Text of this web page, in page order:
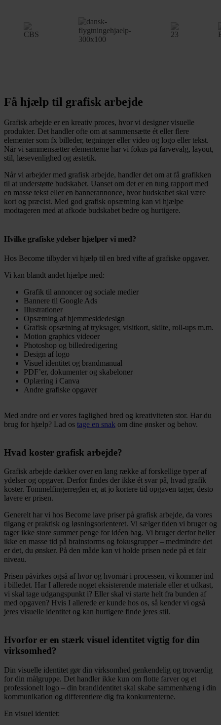
Få hjælp til grafisk arbejde
Grafisk arbejde er en kreativ proces, hvor vi designer visuelle
produkter. Det handler ofte om at sammensætte ét eller flere
elementer som fx billeder, tegninger eller video og logo eller tekst.
Når vi sammensætter elementerne har vi fokus på farvevalg, layout,
stil, læsevenlighed og æstetik.
Når vi arbejder med grafisk arbejde, handler det om at få grafikken
til at understøtte budskabet. Uanset om det er en tung rapport med
en masse tekst eller en bannerannonce, hvor budskabet skal være
kort og præcist. Med god grafisk opsætning kan vi hjælpe
modtageren med at afkode budskabet bedre og hurtigere.
Hvilke grafiske ydelser hjælper vi med?
Hos Become tilbyder vi hjælp til en bred vifte af grafiske opgaver.
Vi kan blandt andet hjælpe med:
Grafik til annoncer og sociale medier
Bannere til Google Ads
Illustrationer
Opsætning af hjemmesidedesign
Grafisk opsætning af tryksager, visitkort, skilte, roll-ups m.m.
Motion graphics videoer
Photoshop og billedredigering
Design af logo
Visuel identitet og brandmanual
PDF’er, dokumenter og skabeloner
Oplæring i Canva
Andre grafiske opgaver
Med andre ord er vores faglighed bred og kreativiteten stor. Har du
brug for hjælp? Lad os tage en snak om dine ønsker og behov.
Hvad koster grafisk arbejde?
Grafisk arbejde dækker over en lang række af forskellige typer af
ydelser og opgaver. Derfor findes der ikke ét svar på, hvad grafik
koster. Tommelfingerreglen er, at jo kortere tid opgaven tager, desto
lavere er prisen.
Generelt har vi hos Become lave priser på grafisk arbejde, da vores
tilgang er praktisk og løsningsorienteret. Vi sælger tiden vi bruger og
tager ikke store summer penge for idéen bag. Vi bruger derfor heller
ikke en masse tid på brainstorms og fokusgrupper – medmindre det
er det, du ønsker. På den måde kan vi holde prisen nede på et fair
niveau.
Prisen påvirkes også af hvor og hvornår i processen, vi kommer ind
i billedet. Har I allerede noget eksisterende materiale eller et udkast,
vi skal tage udgangspunkt i? Eller skal vi starte helt fra bunden af
med opgaven? Hvis I allerede er kunde hos os, så kender vi også
jeres visuelle identitet og kan hurtigere finde jeres stil.
Hvorfor er en stærk visuel identitet vigtig for din
virksomhed?
Din visuelle identitet gør din virksomhed genkendelig og troværdig
for din målgruppe. Det handler ikke kun om flotte farver og et
professionelt logo – din brandidentitet skal skabe sammenhæng i din
kommunikation og differentiere dig fra konkurrenterne.
En visuel identiet: